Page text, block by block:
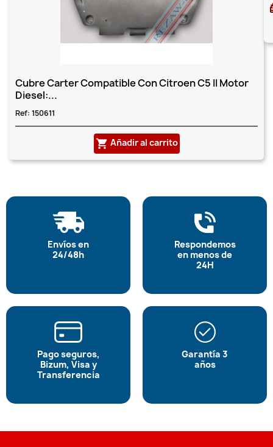
Cubre Carter Compatible Con Citroen C5 II Motor
Diesel:...
Ref: 150611
shopping_cart Añadir al carrito
Envíos en
24/48h
Respondemos
en menos de
24H
Pago seguros,
Bizum, Visa y
Transferencia
Garantía 3
años